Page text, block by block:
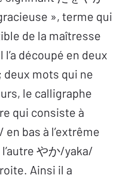
», terme qui
de la maîtresse
découpé en deux
mots qui ne
le calligraphe
qui consiste à
bas à l’extrême
やか/yaka/
Ainsi il a